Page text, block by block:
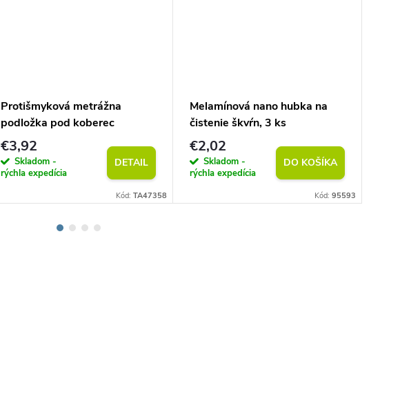
Protišmyková metrážna
podložka pod koberec
(vlastný rozmer)
€3,92
Skladom -
rýchla expedícia
DETAIL
Kód: TA47358
Melamínová nano hubka na
čistenie škvŕn, 3 ks
€2,02
Skladom -
rýchla expedícia
DO KOŠÍKA
Kód: 95593